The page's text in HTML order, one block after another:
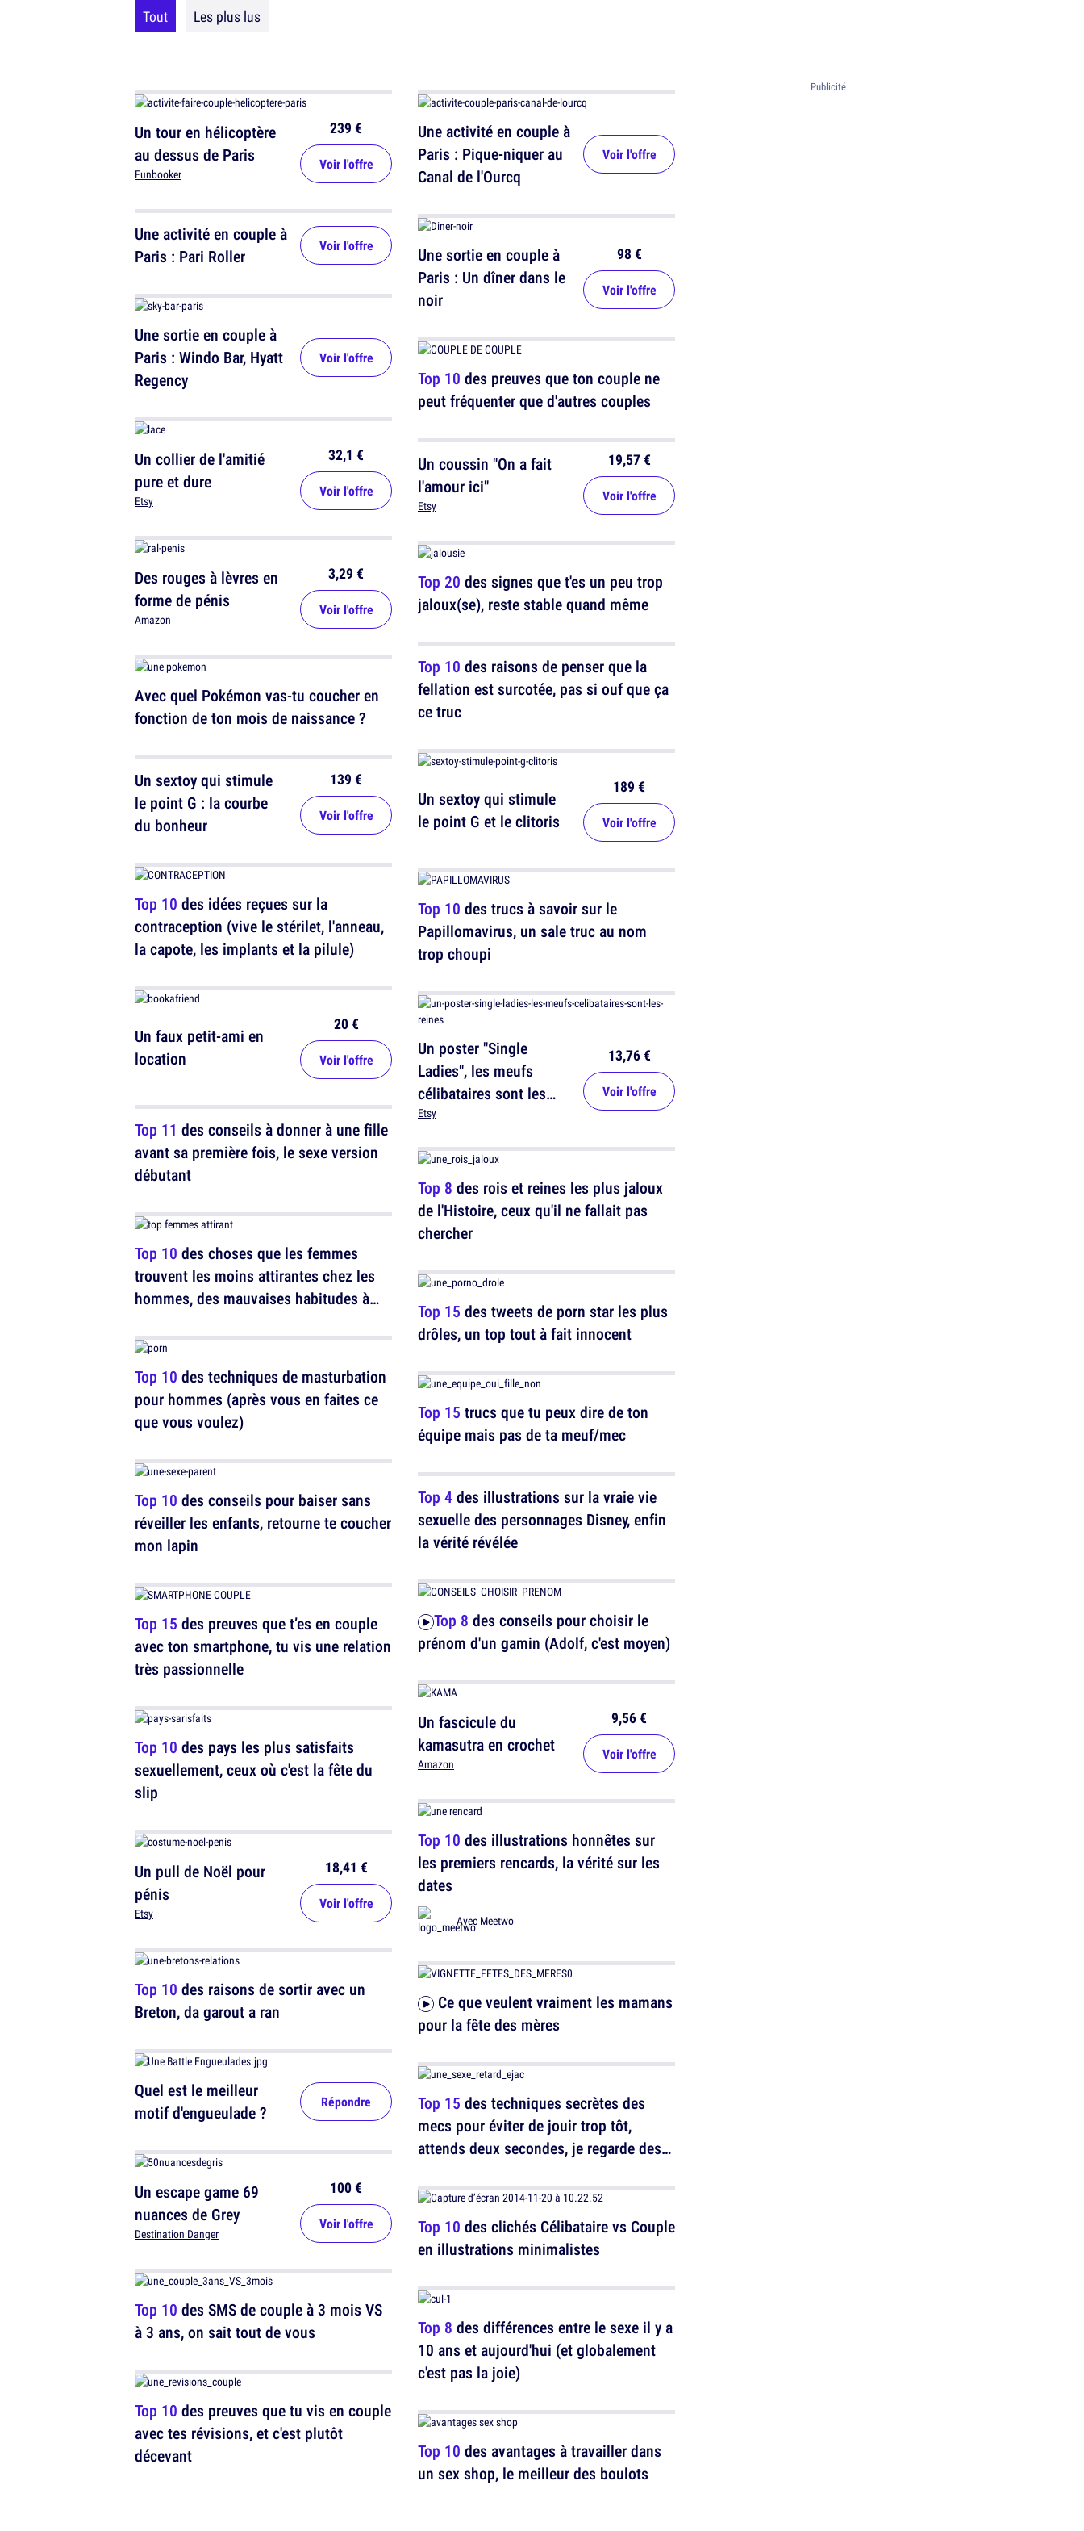
Tout Les plus lus
Un tour en hélicoptère
au dessus de Paris
Funbooker
239 €
Voir l'offre
Une activité en couple à
Paris : Pari Roller
Voir l'offre
Une sortie en couple à
Paris : Windo Bar, Hyatt
Regency
Voir l'offre
Un collier de l'amitié
pure et dure
Etsy
32,1 €
Voir l'offre
Des rouges à lèvres en
forme de pénis
Amazon
3,29 €
Voir l'offre
Avec quel Pokémon vas-tu coucher en
fonction de ton mois de naissance ?
Un sextoy qui stimule
le point G : la courbe
du bonheur
139 €
Voir l'offre
Top 10 des idées reçues sur la
contraception (vive le stérilet, l'anneau,
la capote, les implants et la pilule)
Un faux petit-ami en
location
20 €
Voir l'offre
Top 11 des conseils à donner à une fille
avant sa première fois, le sexe version
débutant
Top 10 des choses que les femmes
trouvent les moins attirantes chez les
hommes, des mauvaises habitudes à
Top 10 des techniques de masturbation
pour hommes (après vous en faites ce
que vous voulez)
Top 10 des conseils pour baiser sans
réveiller les enfants, retourne te coucher
mon lapin
Top 15 des preuves que t’es en couple
avec ton smartphone, tu vis une relation
très passionnelle
Top 10 des pays les plus satisfaits
sexuellement, ceux où c'est la fête du
slip
Un pull de Noël pour
pénis
Etsy
18,41 €
Voir l'offre
Top 10 des raisons de sortir avec un
Breton, da garout a ran
Quel est le meilleur
motif d'engueulade ?
Répondre
Un escape game 69
nuances de Grey
Destination Danger
100 €
Voir l'offre
Top 10 des SMS de couple à 3 mois VS
à 3 ans, on sait tout de vous
Top 10 des preuves que tu vis en couple
avec tes révisions, et c'est plutôt
décevant
Une activité en couple à
Paris : Pique-niquer au
Canal de l'Ourcq
Voir l'offre
Une sortie en couple à
Paris : Un dîner dans le
noir
98 €
Voir l'offre
Top 10 des preuves que ton couple ne
peut fréquenter que d'autres couples
Un coussin "On a fait
l'amour ici"
Etsy
19,57 €
Voir l'offre
Top 20 des signes que t'es un peu trop
jaloux(se), reste stable quand même
Top 10 des raisons de penser que la
fellation est surcotée, pas si ouf que ça
ce truc
Un sextoy qui stimule
le point G et le clitoris
189 €
Voir l'offre
Top 10 des trucs à savoir sur le
Papillomavirus, un sale truc au nom
trop choupi
Un poster "Single
Ladies", les meufs
célibataires sont les
reines
Etsy
13,76 €
Voir l'offre
Top 8 des rois et reines les plus jaloux
de l'Histoire, ceux qu'il ne fallait pas
chercher
Top 15 des tweets de porn star les plus
drôles, un top tout à fait innocent
Top 15 trucs que tu peux dire de ton
équipe mais pas de ta meuf/mec
Top 4des illustrations sur la vraie vie
sexuelle des personnages Disney, enfin
la vérité révélée
Top 8 des conseils pour choisir le
prénom d'un gamin (Adolf, c'est moyen)
Un fascicule du
kamasutra en crochet
Amazon
9,56 €
Voir l'offre
Top 10 des illustrations honnêtes sur
les premiers rencards, la vérité sur les
dates
Avec Meetwo
pour la fête des mères
Top 15 des techniques secrètes des
mecs pour éviter de jouir trop tôt,
attends deux secondes, je regarde des
Top 10 des clichés Célibataire vs Couple
en illustrations minimalistes
Top 8 des différences entre le sexe il y a
10 ans et aujourd'hui (et globalement
c'est pas la joie)
Top 10 des avantages à travailler dans
un sex shop, le meilleur des boulots